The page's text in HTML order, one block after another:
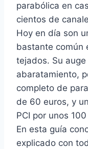
parabólica en
cientos de
Hoy en día son
bastante común
tejados. Su
abaratamiento,
completo de
de 60 euros, y
PCI por unos
En esta guía
explicado con